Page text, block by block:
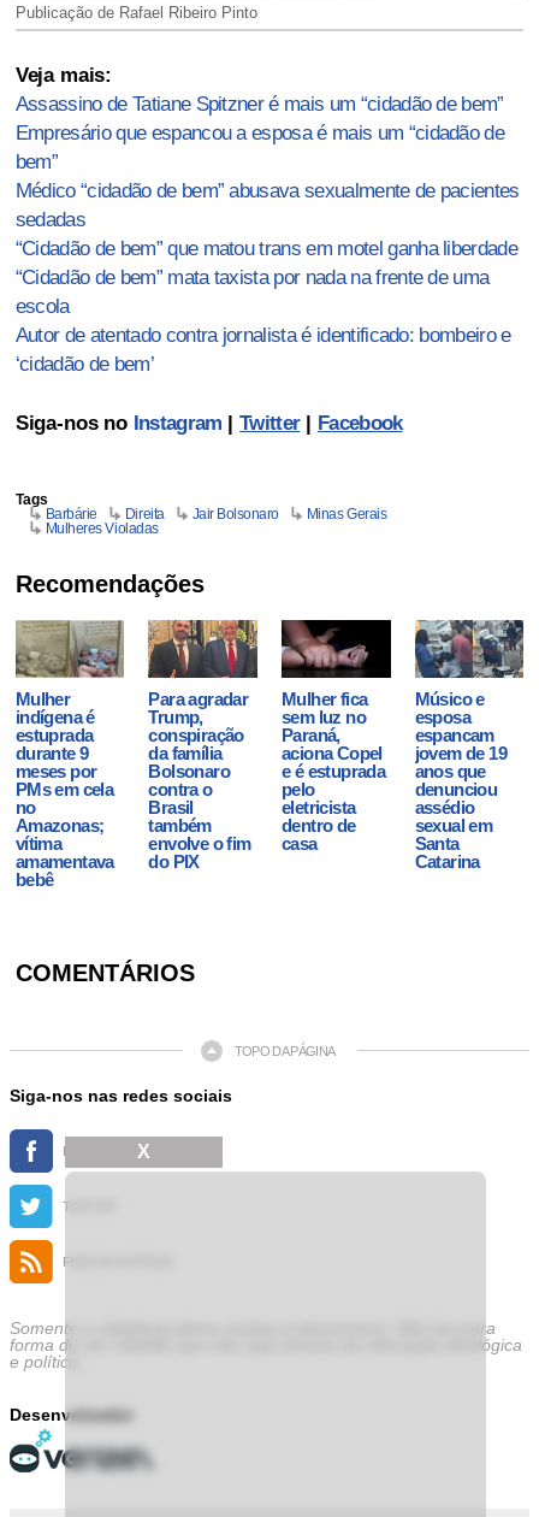
Publicação de Rafael Ribeiro Pinto
Veja mais:
Assassino de Tatiane Spitzner é mais um “cidadão de bem”
Empresário que espancou a esposa é mais um “cidadão de
bem”
Médico “cidadão de bem” abusava sexualmente de pacientes
sedadas
“Cidadão de bem” que matou trans em motel ganha liberdade
“Cidadão de bem” mata taxista por nada na frente de uma
escola
Autor de atentado contra jornalista é identificado: bombeiro e
‘cidadão de bem’
Siga-nos no Instagram |Twitter| Facebook
Tags
Barbárie
Direita Jair Bolsonaro
Minas Gerais
Mulheres Violadas
Recomendações
Mulher
indígena é
estuprada
durante 9
meses por
PMs em cela
no
Amazonas;
vítima
amamentava
bebê
Para agradar
Trump,
conspiração
da família
Bolsonaro
contra o
Brasil
também
envolve o fim
do PIX
Mulher fica
sem luz no
Paraná,
aciona Copel
e é estuprada
pelo
eletricista
dentro de
casa
Músico e
esposa
espancam
jovem de 19
anos que
denunciou
assédio
sexual em
Santa
Catarina
COMENTÁRIOS
TOPO DA PÁGINA
Siga-nos nas redes sociais
TWITTER
FEED DE NOTÍCIAS
Somente a cidadania plena conduz à democracia. Não há outra
forma de ser cidadão que não seja através da educação ideológica
e política.
Desenvolvedor
X